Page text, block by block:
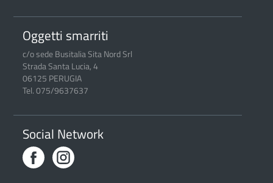
Oggetti smarriti
c/o sede Busitalia Sita Nord Srl
Strada Santa Lucia, 4
06125 PERUGIA
Tel. 075/9637637
Social Network